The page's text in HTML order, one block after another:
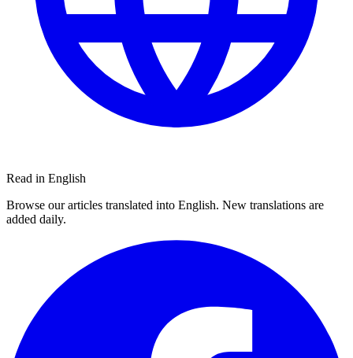
Read in English
Browse our articles translated into English. New translations are
added daily.